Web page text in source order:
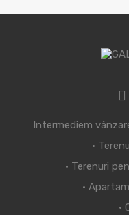
Intermediem
•
• Terenuri
•
•